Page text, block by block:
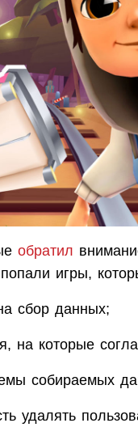
обратил
игры,
сбор данных;
на которые
собираемых
удалять